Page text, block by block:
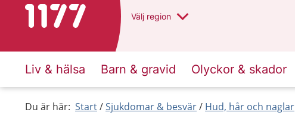
Till startsidan för 1177 Välj region
Liv & hälsa Barn & gravid Olyckor & skador
Du är här: Start Sjukdomar & besvär Hud, hår och naglar